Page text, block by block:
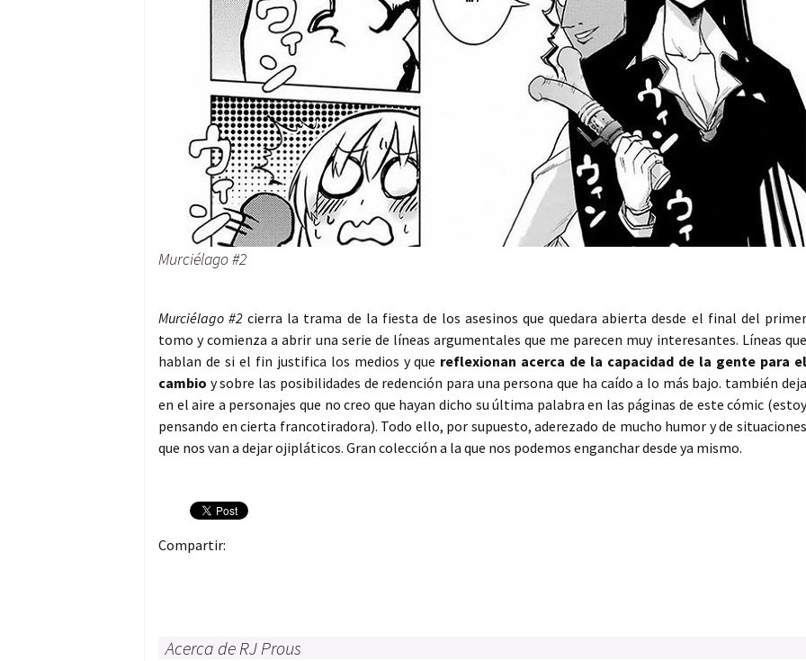
Murciélago #2
Murciélago #2 cierra la trama de la fiesta de los asesinos que quedara abierta desde el final del primer
tomo y comienza a abrir una serie de líneas argumentales que me parecen muy interesantes. Líneas que
hablan de si el fin justifica los medios y que reflexionan acerca de la capacidad de la gente para el
cambio y sobre las posibilidades de redención para una persona que ha caído a lo más bajo. también deja
en el aire a personajes que no creo que hayan dicho su última palabra en las páginas de este cómic (estoy
pensando en cierta francotiradora). Todo ello, por supuesto, aderezado de mucho humor y de situaciones
que nos van a dejar ojipláticos. Gran colección a la que nos podemos enganchar desde ya mismo.
Compartir:
Acerca de RJ Prous